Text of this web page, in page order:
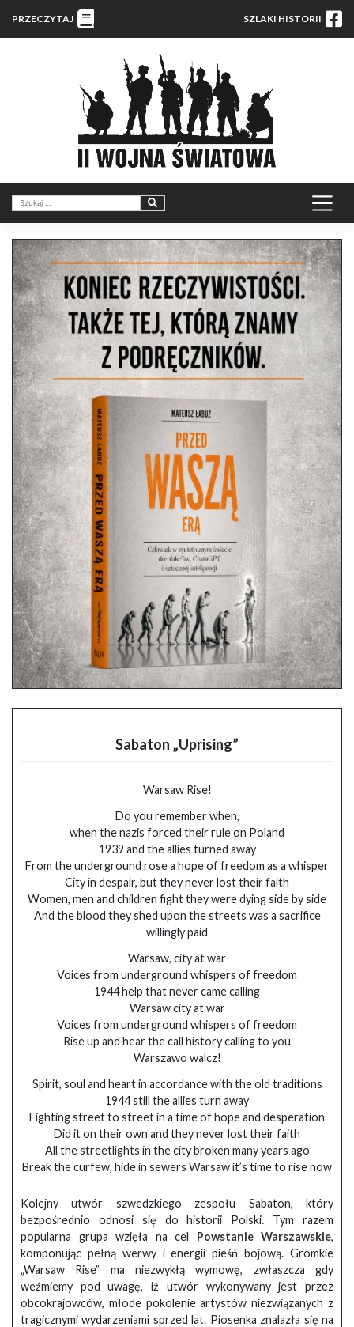
PRZECZYTAJ SZLAKI HISTORII
Sabaton „Uprising”
Warsaw Rise!
Do you remember when,
when the nazis forced their rule on Poland
1939 and the allies turned away
From the underground rose a hope of freedom as a whisper
City in despair, but they never lost their faith
Women, men and children fight they were dying side by side
And the blood they shed upon the streets was a sacrifice
willingly paid
Warsaw, city at war
Voices from underground whispers of freedom
1944 help that never came calling
Warsaw city at war
Voices from underground whispers of freedom
Rise up and hear the call history calling to you
Warszawo walcz!
Spirit, soul and heart in accordance with the old traditions
1944 still the allies turn away
Fighting street to street in a time of hope and desperation
Did it on their own and they never lost their faith
All the streetlights in the city broken many years ago
Break the curfew, hide in sewers Warsaw it’s time to rise now
Kolejny utwór szwedzkiego zespołu Sabaton, który
bezpośrednio odnosi się do historii Polski. Tym razem
popularna grupa wzięła na cel Powstanie Warszawskie,
komponując pełną werwy i energii pieśń bojową. Gromkie
„Warsaw Rise” ma niezwykłą wymowę, zwłaszcza gdy
weźmiemy pod uwagę, iż utwór wykonywany jest przez
obcokrajowców, młode pokolenie artystów niezwiązanych z
tragicznymi wydarzeniami sprzed lat. Piosenka znalazła się na